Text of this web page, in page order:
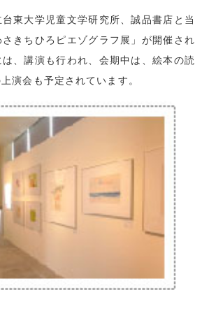
東大学児童文学研究所、誠品書店と当
きちひろピエゾグラフ展」が開催され
、講演も行われ、会期中は、絵本の読
演会も予定されています。